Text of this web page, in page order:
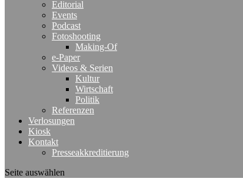
Editorial
Events
Podcast
Fotoshooting
Making-Of
e-Paper
Videos & Serien
Kultur
Wirtschaft
Politik
Referenzen
Verlosungen
Kiosk
Kontakt
Presseakkreditierung
Seite auswählen